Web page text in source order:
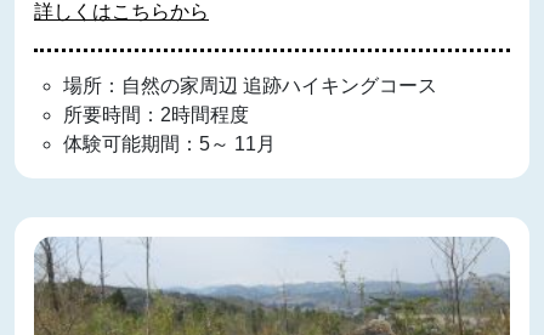
詳しくはこちらから
場所：自然の家周辺 追跡ハイキングコース
所要時間：2時間程度
体験可能期間：5～ 11月